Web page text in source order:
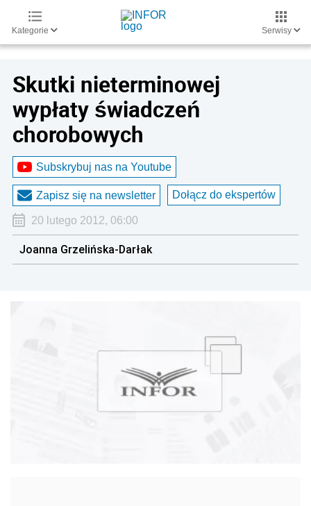
Kategorie Serwisy
Skutki nieterminowej
wypłaty świadczeń
chorobowych
Subskrybuj nas na Youtube
Zapisz się na newsletter Dołącz do ekspertów
20 lutego 2012, 06:00
Joanna Grzelińska-Darłak